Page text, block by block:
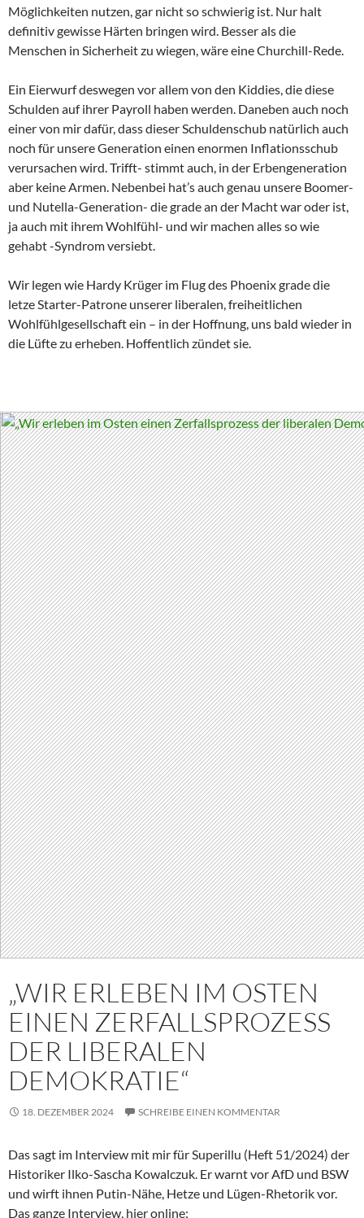
Möglichkeiten nutzen, gar nicht so schwierig ist. Nur halt
definitiv gewisse Härten bringen wird. Besser als die
Menschen in Sicherheit zu wiegen, wäre eine Churchill-Rede.
Ein Eierwurf deswegen vor allem von den Kiddies, die diese
Schulden auf ihrer Payroll haben werden. Daneben auch noch
einer von mir dafür, dass dieser Schuldenschub natürlich auch
noch für unsere Generation einen enormen Inflationsschub
verursachen wird. Trifft- stimmt auch, in der Erbengeneration
aber keine Armen. Nebenbei hat’s auch genau unsere Boomer-
und Nutella-Generation- die grade an der Macht war oder ist,
ja auch mit ihrem Wohlfühl- und wir machen alles so wie
gehabt -Syndrom versiebt.
Wir legen wie Hardy Krüger im Flug des Phoenix grade die
letze Starter-Patrone unserer liberalen, freiheitlichen
Wohlfühlgesellschaft ein – in der Hoffnung, uns bald wieder in
die Lüfte zu erheben. Hoffentlich zündet sie.
„WIR ERLEBEN IM OSTEN
EINEN ZERFALLSPROZESS
DER LIBERALEN
DEMOKRATIE“
18. DEZEMBER 2024 SCHREIBE EINEN KOMMENTAR
Das sagt im Interview mit mir für Superillu (Heft 51/2024) der
Historiker Ilko-Sascha Kowalczuk. Er warnt vor AfD und BSW
und wirft ihnen Putin-Nähe, Hetze und Lügen-Rhetorik vor.
Das ganze Interview, hier online: